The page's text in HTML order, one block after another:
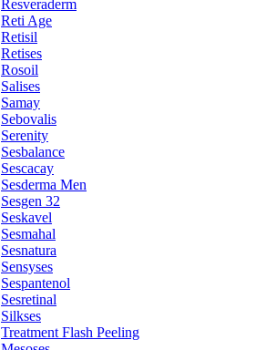
Resveraderm
Reti Age
Retisil
Retises
Rosoil
Salises
Samay
Sebovalis
Serenity
Sesbalance
Sescacay
Sesderma Men
Sesgen 32
Seskavel
Sesmahal
Sesnatura
Sensyses
Sespantenol
Sesretinal
Silkses
Treatment Flash Peeling